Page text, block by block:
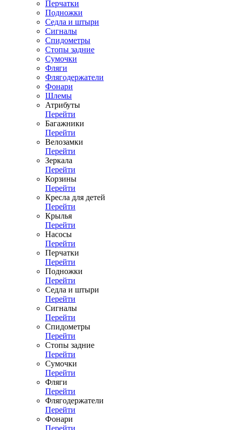
Перчатки
Подножки
Седла и штыри
Сигналы
Спидометры
Стопы задние
Сумочки
Фляги
Флягодержатели
Фонари
Шлемы
Атрибуты
Перейти
Багажники
Перейти
Велозамки
Перейти
Зеркала
Перейти
Корзины
Перейти
Кресла для детей
Перейти
Крылья
Перейти
Насосы
Перейти
Перчатки
Перейти
Подножки
Перейти
Седла и штыри
Перейти
Сигналы
Перейти
Спидометры
Перейти
Стопы задние
Перейти
Сумочки
Перейти
Фляги
Перейти
Флягодержатели
Перейти
Фонари
Перейти